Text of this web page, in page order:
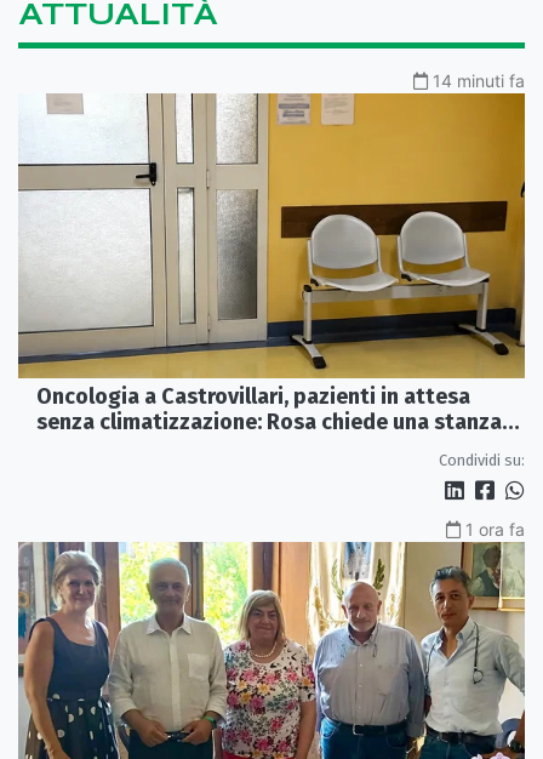
ATTUALITÀ
14 minuti fa
Oncologia a Castrovillari, pazienti in attesa
senza climatizzazione: Rosa chiede una stanza
Condividi su:
1 ora fa